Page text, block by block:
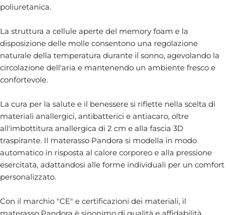
poliuretanica.
La struttura a cellule aperte del memory foam e la
disposizione delle molle consentono una regolazione
naturale della temperatura durante il sonno, agevolando la
circolazione dell'aria e mantenendo un ambiente fresco e
confortevole.
La cura per la salute e il benessere si riflette nella scelta di
materiali anallergici, antibatterici e antiacaro, oltre
all'imbottitura anallergica di 2 cm e alla fascia 3D
traspirante. Il materasso Pandora si modella in modo
automatico in risposta al calore corporeo e alla pressione
esercitata, adattandosi alle forme individuali per un comfort
personalizzato.
Con il marchio "CE" e certificazioni dei materiali, il